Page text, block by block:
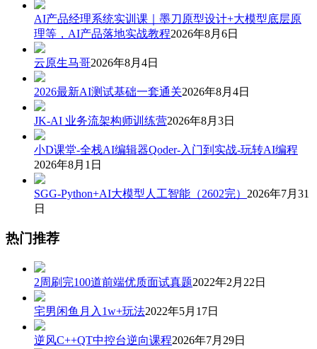
AI产品经理系统实训课｜墨刀原型设计+大模型底层原
理等，AI产品落地实战教程2026年8月6日
云原生马哥2026年8月4日
2026最新AI测试基础一套通关2026年8月4日
JK-AI 业务流架构师训练营2026年8月3日
小D课堂-全栈AI编辑器Qoder-入门到实战-玩转AI编程
2026年8月1日
SGG-Python+AI大模型人工智能（2602完） 2026年7月31
日
热门推荐
2周刷完100道前端优质面试真题2022年2月22日
宅男闲鱼月入1w+玩法2022年5月17日
逆风C++QT中控台逆向课程2026年7月29日